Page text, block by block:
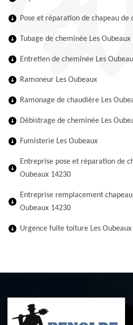
Pose et réparation de chapeau de
Tubage de cheminée Les Oubeaux
Entretien de cheminée Les
Ramoneur Les Oubeaux
Ramonage de chaudière Les
Débistrage de cheminée Les
Fumisterie Les Oubeaux
Entreprise pose et réparation de
Oubeaux 14230
Entreprise remplacement
Oubeaux 14230
Urgence fuite toiture Les Oubeaux